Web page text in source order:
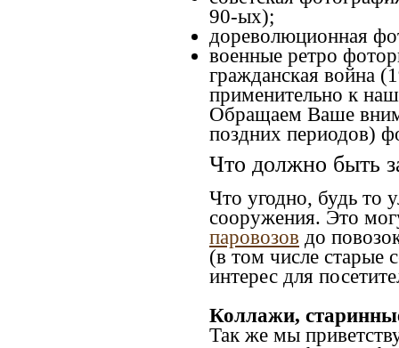
90-ых);
дореволюционная
военные ретро
гражданская война
применительно к
Обращаем Ваше
поздних периодов)
Что должно быть
Что угодно, будь то
сооружения. Это
паровозов до
(в том числе старые
интерес для
Коллажи,
Так же мы